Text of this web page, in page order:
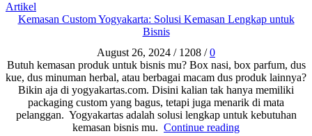
Artikel
Kemasan Custom Yogyakarta: Solusi Kemasan Lengkap untuk
Bisnis
August 26, 2024 / 1208 / 0
Butuh kemasan produk untuk bisnis mu? Box nasi, box parfum, dus
kue, dus minuman herbal, atau berbagai macam dus produk lainnya?
Bikin aja di yogyakartas.com. Disini kalian tak hanya memiliki
packaging custom yang bagus, tetapi juga menarik di mata
pelanggan. Yogyakartas adalah solusi lengkap untuk kebutuhan
kemasan bisnis mu. Continue reading